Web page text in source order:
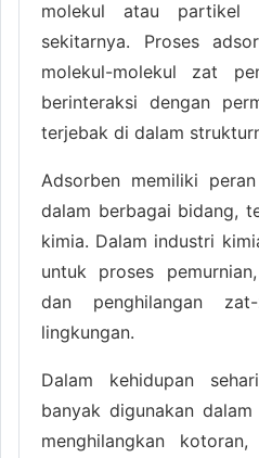
molekul atau partikel
sekitarnya. Proses
molekul-molekul zat
berinteraksi dengan
terjebak di dalam
Adsorben memiliki
dalam berbagai bidang,
kimia. Dalam industri
untuk proses
dan penghilangan
lingkungan.
Dalam kehidupan
banyak digunakan
menghilangkan